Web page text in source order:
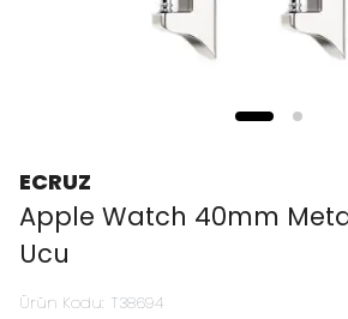
ECRUZ
Apple Watch 40mm
Ucu
Ürün Kodu: T38694